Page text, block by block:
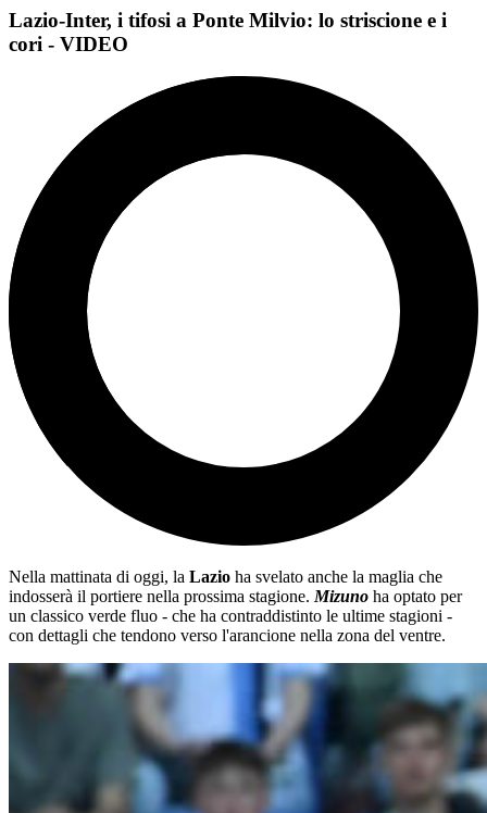
Lazio-Inter, i tifosi a Ponte Milvio: lo striscione e i
cori - VIDEO
Nella mattinata di oggi, la Lazio ha svelato anche la maglia che
indosserà il portiere nella prossima stagione. Mizuno ha optato per
un classico verde fluo - che ha contraddistinto le ultime stagioni -
con dettagli che tendono verso l'arancione nella zona del ventre.